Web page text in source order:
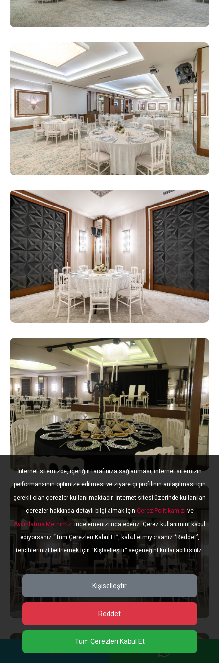
İnternet sitemizde, içeriğin tarafınıza sağlanması, internet sitemizin
performansının optimize edilmesi ve ziyaretçi profilinin anlaşılması için
gerekli olan çerezler kullanılmaktadır. İnternet sitesi üzerinde kullanılan
çerezler hakkında detaylı bilgi almak için Çerez Politikamızı ve
Aydınlatma Metnimizi incelemenizi rica ederiz. Çerez kullanımını kabul
ediyorsanız “Tüm Çerezleri Kabul Et”, kabul etmiyorsanız “Reddet”,
tercihlerinizi belirlemek için “Kişiselleştir” seçeneğini kullanabilirsiniz.
Kişiselleştir
Reddet
Tüm Çerezleri Kabul Et
Hemen Arayın! WhatsApp'tan